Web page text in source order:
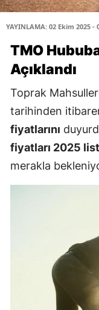
YAYINLAMA: 02 Ekim 2025 -
TMO
Açıklandı
Toprak
tarihinden
fiyatlarını
fiyatları 2025
merakla